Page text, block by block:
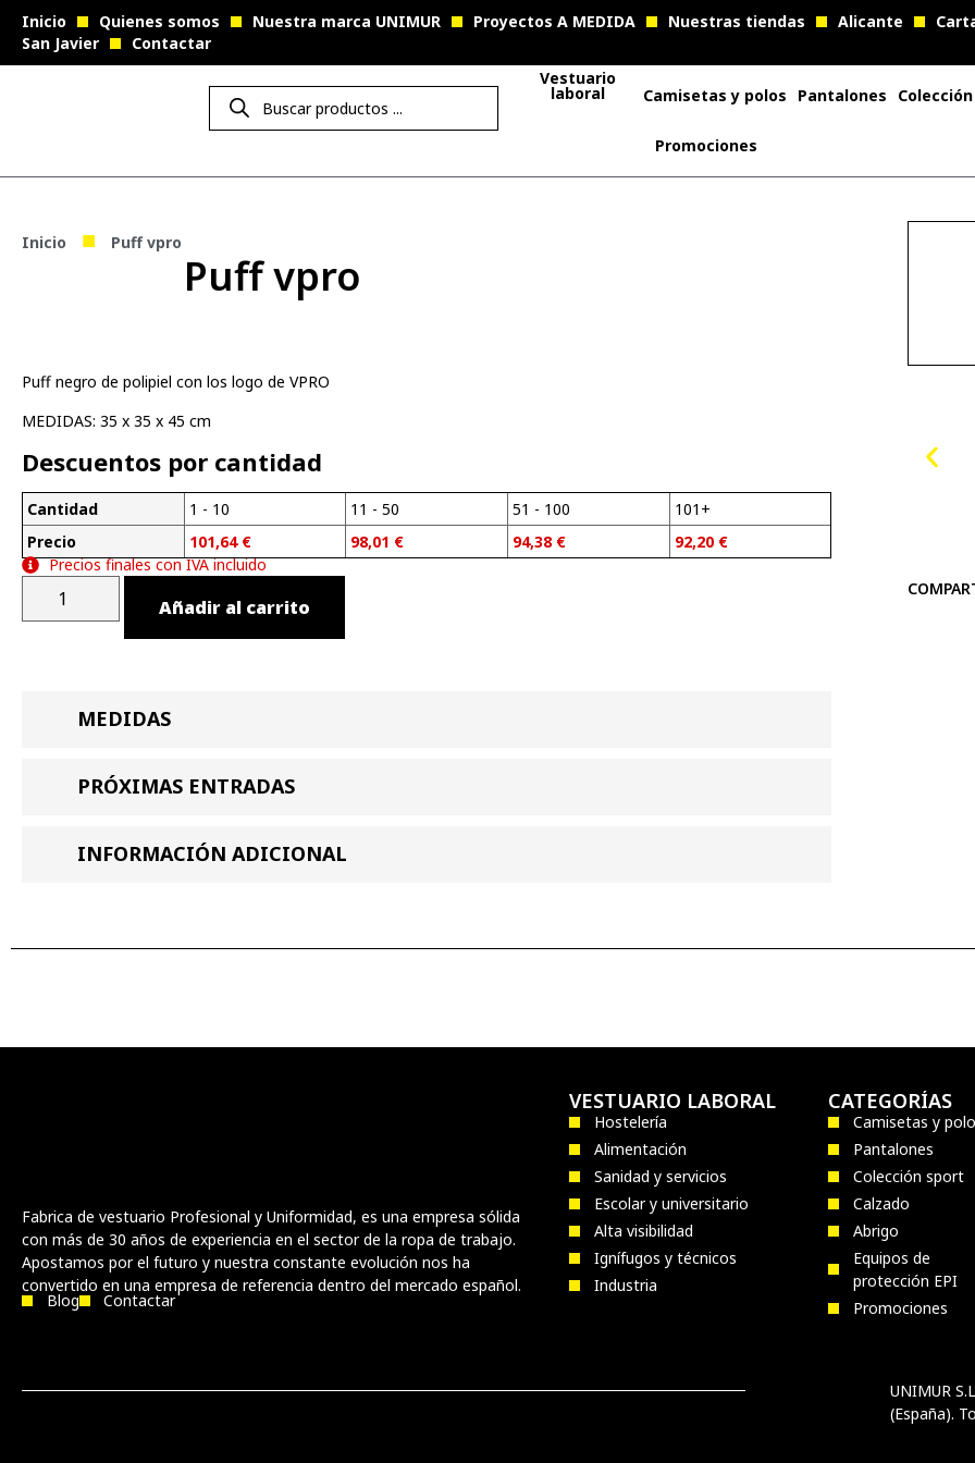
Inicio Quienes somos Nuestra marca UNIMUR Proyectos A MEDIDA Nuestras tiendas Alicante
San Javier
Contactar
Vestuario
laboral Camisetas y polos Pantalones
Promociones
Inicio ■ Puff vpro
Puff vpro
Puff negro de polipiel con los logo de VPRO
MEDIDAS: 35 x 35 x 45 cm
Descuentos por cantidad
Cantidad
Precio
1 - 10
101,64 €
11 - 50
98,01 €
51 - 100
94,38 €
101+
92,20 €
Precios finales con IVA incluido
Añadir al carrito
MEDIDAS
PRÓXIMAS ENTRADAS
INFORMACIÓN ADICIONAL
Fabrica de vestuario Profesional y Uniformidad, es una empresa sólida
con más de 30 años de experiencia en el sector de la ropa de trabajo.
Apostamos por el futuro y nuestra constante evolución nos ha
convertido en una empresa de referencia dentro del mercado español.
Blog Contactar
VESTUARIO LABORAL
Hostelería
Alimentación
Sanidad y servicios
Escolar y universitario
Alta visibilidad
Ignífugos y técnicos
Industria
CATEGORÍAS
Camisetas y
Pantalones
Colección sport
Calzado
Abrigo
Equipos de
protección EPI
Promociones
UNIMUR
(España).